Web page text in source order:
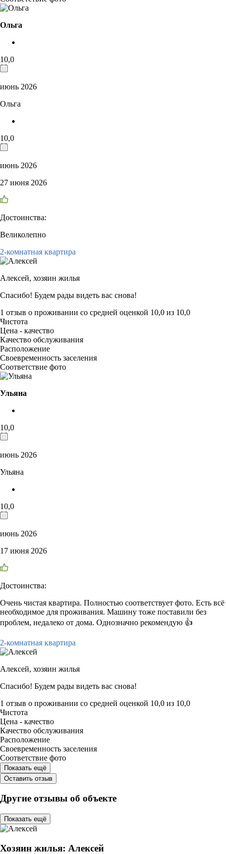
Ольга
10,0
июнь 2026
Ольга
10,0
июнь 2026
27 июня 2026
Достоинства:
Великолепно
2-комнатная квартира
Алексей, хозяин жилья
Спасибо! Будем рады видеть вас снова!
1 отзыв о проживании со средней оценкой 10,0 из 10,0
Чистота
Цена - качество
Качество обслуживания
Расположение
Своевременность заселения
Соответствие фото
Ульяна
10,0
июнь 2026
Ульяна
10,0
июнь 2026
17 июня 2026
Достоинства:
Очень чистая квартира. Полностью соответствует фото. Есть всё
необходимое для проживания. Машину тоже поставили без
проблем, недалеко от дома. Однозначно рекомендую 👍
2-комнатная квартира
Алексей, хозяин жилья
Спасибо! Будем рады видеть вас снова!
1 отзыв о проживании со средней оценкой 10,0 из 10,0
Чистота
Цена - качество
Качество обслуживания
Расположение
Своевременность заселения
Соответствие фото
Показать ещё
Оставить отзыв
Другие отзывы об объекте
Показать ещё
Хозяин жилья: Алексей